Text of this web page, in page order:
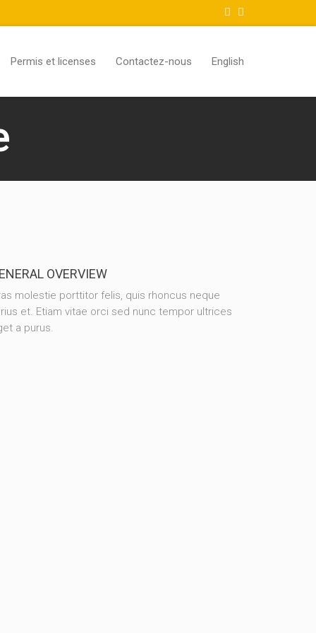
Permis et licenses Contactez-nous English
OVERVIEW
molestie porttitor felis, quis rhoncus neque
et. Etiam vitae orci sed nunc tempor ultrices
a purus.